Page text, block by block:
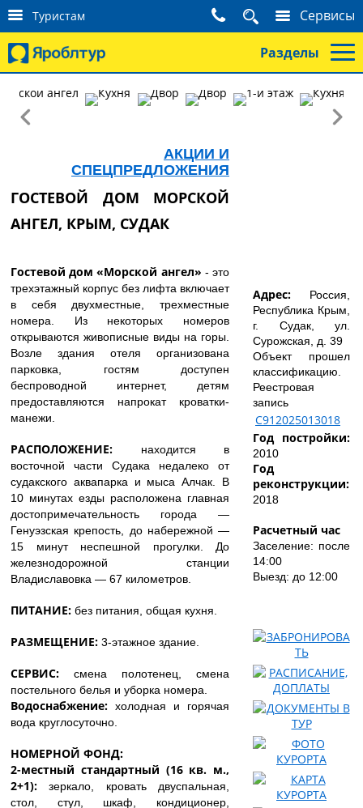
Туристам
К
о
а
к
т
Сервисы
Разделы
АКЦИИ И
СПЕЦПРЕДЛОЖЕНИЯ
ГОСТЕВОЙ ДОМ МОРСКОЙ
АНГЕЛ, КРЫМ, СУДАК
Гостевой дом «Морской ангел» - это
трехэтажный корпус без лифта включает
в себя двухместные, трехместные
номера. Из некоторых номеров
открываются живописные виды на горы.
Возле здания отеля организована
парковка, гостям доступен
беспроводной интернет, детям
предоставляются напрокат кроватки-
манежи.
РАСПОЛОЖЕНИЕ:
находится в
восточной части Судака недалеко от
судакского аквапарка и мыса Алчак. В
10 минутах езды расположена главная
достопримечательность города —
Генуэзская крепость, до набережной —
15 минут неспешной прогулки. До
железнодорожной станции
Владиславовка — 67 километров.
ПИТАНИЕ: без питания, общая кухня.
РАЗМЕЩЕНИЕ: 3-этажное здание.
СЕРВИС: смена полотенец, смена
постельного белья и уборка номера.
Водоснабжение: холодная и горячая
вода круглосуточно.
НОМЕРНОЙ ФОНД:
2-местный стандартный (16 кв. м.,
2+1):зеркало, кровать двуспальная,
стол, стул, шкаф, кондиционер,
Адрес: Россия,
Республика Крым,
г. Судак, ул.
Сурожская, д. 39
Объект прошел
классификацию.
Реестровая
запись
С912025013018
Год постройки:
2010
Год
реконструкции:
2018
Расчетный час
Заселение: после
14:00
Выезд: до 12:00